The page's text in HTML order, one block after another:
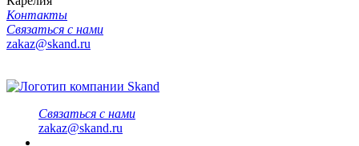
Контакты
Связаться с нами
zakaz@skand.ru
Связаться с нами
zakaz@skand.ru